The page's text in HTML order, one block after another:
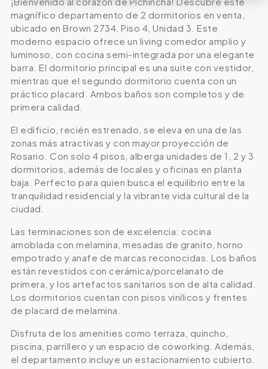
magnífico departamento de 2 dormitorios en venta,
ubicado en Brown 2734, Piso 4, Unidad 3. Este
moderno espacio ofrece un living comedor amplio y
luminoso, con cocina semi-integrada por una elegante
barra. El dormitorio principal es una suite con vestidor,
mientras que el segundo dormitorio cuenta con un
práctico placard. Ambos baños son completos y de
primera calidad.
El edificio, recién estrenado, se eleva en una de las
zonas más atractivas y con mayor proyección de
Rosario. Con solo 4 pisos, alberga unidades de 1, 2 y 3
dormitorios, además de locales y oficinas en planta
baja. Perfecto para quien busca el equilibrio entre la
tranquilidad residencial y la vibrante vida cultural de la
ciudad.
Las terminaciones son de excelencia: cocina
amoblada con melamina, mesadas de granito, horno
empotrado y anafe de marcas reconocidas. Los baños
están revestidos con cerámica/porcelanato de
primera, y los artefactos sanitarios son de alta calidad.
Los dormitorios cuentan con pisos vinílicos y frentes
de placard de melamina.
Disfruta de los amenities como terraza, quincho,
piscina, parrillero y un espacio de coworking. Además,
el departamento incluye un estacionamiento cubierto.